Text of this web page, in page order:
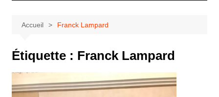
Accueil Franck Lampard
Étiquette : Franck Lampard